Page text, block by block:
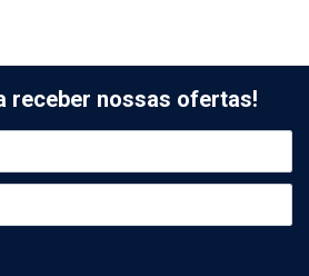
receber nossas ofertas!